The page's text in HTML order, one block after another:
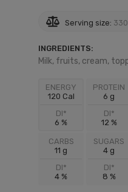
Serving size:
INGREDIENTS:
Milk, fruits, cream,
ENERGY
120 Cal
DI*
6 %
PROTEIN
6 g
DI*
12 %
CARBS
11 g
DI*
4 %
SUGARS
4 g
DI*
8 %